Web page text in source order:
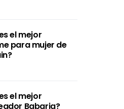
el mejor
para mujer de
el mejor
Babaria?